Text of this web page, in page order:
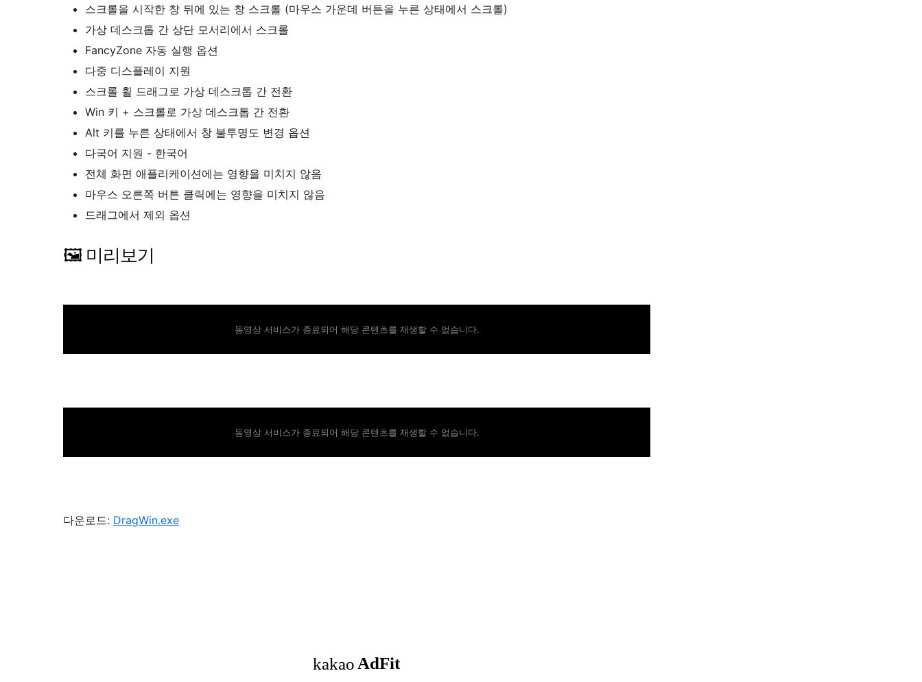
스크롤을 시작한 창 뒤에 있는 창 스크롤 (마우스 가운데 버튼을 누른 상태에서 스크롤)
가상 데스크톱 간 상단 모서리에서 스크롤
FancyZone 자동 실행 옵션
다중 디스플레이 지원
스크롤 휠 드래그로 가상 데스크톱 간 전환
Win 키 + 스크롤로 가상 데스크톱 간 전환
Alt 키를 누른 상태에서 창 불투명도 변경 옵션
다국어 지원 - 한국어
전체 화면 애플리케이션에는 영향을 미치지 않음
마우스 오른쪽 버튼 클릭에는 영향을 미치지 않음
드래그에서 제외 옵션
🖼️ 미리보기
동영상 서비스가 종료되어 해당 콘텐츠를 재생할 수 없습니다.
동영상 서비스가 종료되어 해당 콘텐츠를 재생할 수 없습니다.
다운로드: DragWin.exe